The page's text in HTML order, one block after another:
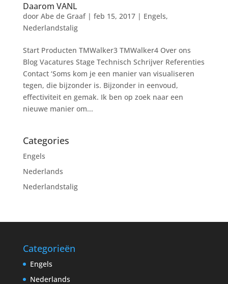
Daarom VANL
door Abe de Graaf| feb 15, 2017| Engels,
Nederlandstalig
Start Producten TMWalker3 TMWalker4 Over ons
Blog Vacatures Stage Technisch Schrijver Referenties
Contact ‘Soms kom je een manier van visualiseren
tegen, die bijzonder is. Bijzonder in eenvoud,
effectiviteit en gemak. Ik ben op zoek naar een
nieuwe manier om...
Categories
Engels
Nederlands
Nederlandstalig
Categorieën
Engels
Nederlands